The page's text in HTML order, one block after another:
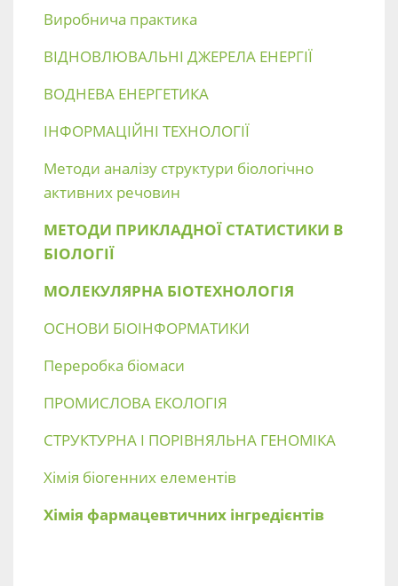
Виробнича практика
ВІДНОВЛЮВАЛЬНІ ДЖЕРЕЛА ЕНЕРГІЇ
ВОДНЕВА ЕНЕРГЕТИКА
ІНФОРМАЦІЙНІ ТЕХНОЛОГІЇ
Методи аналізу структури біологічно
активних речовин
МЕТОДИ ПРИКЛАДНОЇ СТАТИСТИКИ В
БІОЛОГІЇ
МОЛЕКУЛЯРНА БІОТЕХНОЛОГІЯ
ОСНОВИ БІОІНФОРМАТИКИ
Переробка біомаси
ПРОМИСЛОВА ЕКОЛОГІЯ
СТРУКТУРНА І ПОРІВНЯЛЬНА ГЕНОМІКА
Хімія біогенних елементів
Хімія фармацевтичних інгредієнтів